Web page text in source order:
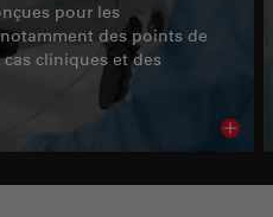
pour les
des points de
cliniques et des